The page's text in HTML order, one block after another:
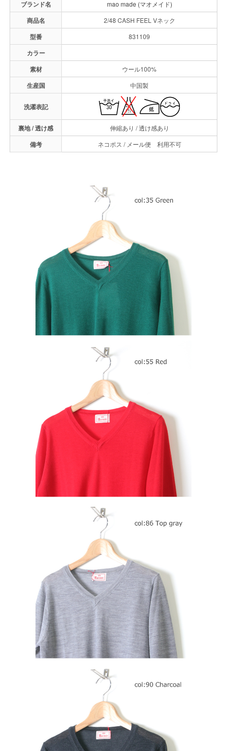
ブランド名 mao made (マオメイド)
商品名 2/48 CASH FEEL Vネック
型番 831109
カラー
素材
ウール100%
生産国 中国製
洗濯表記
裏地 / 透け感 伸縮あり / 透け感あり
備考 ネコポス / メール便 利用不可